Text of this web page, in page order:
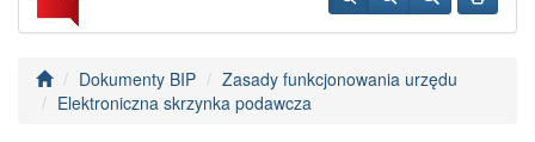
Dokumenty BIP
Zasady funkcjonowania urzędu
Elektroniczna skrzynka podawcza